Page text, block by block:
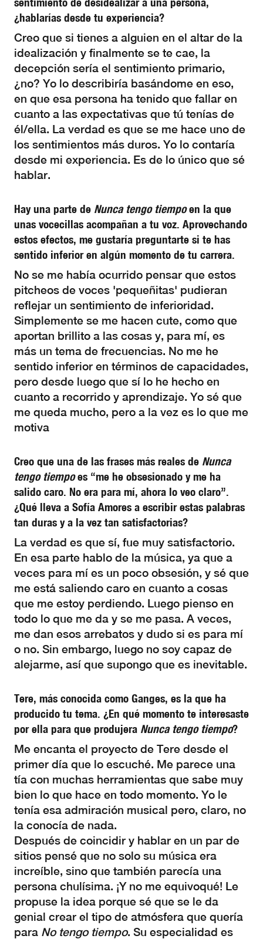
¿hablarías desde tu experiencia?
Creo que si tienes a alguien en el altar de la
idealización y finalmente se te cae, la
decepción sería el sentimiento primario,
¿no? Yo lo describiría basándome en eso,
en que esa persona ha tenido que fallar en
cuanto a las expectativas que tú tenías de
él/ella. La verdad es que se me hace uno de
los sentimientos más duros. Yo lo contaría
desde mi experiencia. Es de lo único que sé
hablar.
Hay una parte de Nunca tengo tiempoen la que
unas vocecillas acompañan a tu voz. Aprovechando
estos efectos, me gustaría preguntarte si te has
sentido inferior en algún momento de tu carrera.
No se me había ocurrido pensar que estos
pitcheos de voces 'pequeñitas' pudieran
reflejar un sentimiento de inferioridad.
Simplemente se me hacen cute, como que
aportan brillito a las cosas y, para mí, es
más un tema de frecuencias. No me he
sentido inferior en términos de capacidades,
pero desde luego que sí lo he hecho en
cuanto a recorrido y aprendizaje. Yo sé que
me queda mucho, pero a la vez es lo que me
motiva
Creo que una de las frases más reales de Nunca
tengo tiempoes “me he obsesionado y me ha
salido caro. No era para mí, ahora lo veo claro”.
¿Qué lleva a Sofía Amores a escribir estas palabras
tan duras y a la vez tan satisfactorias?
La verdad es que sí, fue muy satisfactorio.
En esa parte hablo de la música, ya que a
veces para mí es un poco obsesión, y sé que
me está saliendo caro en cuanto a cosas
que me estoy perdiendo. Luego pienso en
todo lo que me da y se me pasa. A veces,
me dan esos arrebatos y dudo si es para mí
o no. Sin embargo, luego no soy capaz de
alejarme, así que supongo que es inevitable.
Tere, más conocida como Ganges, es la que ha
producido tu tema. ¿En qué momento te interesaste
por ella para que produjera Nunca tengo tiempo?
Me encanta el proyecto de Tere desde el
primer día que lo escuché. Me parece una
tía con muchas herramientas que sabe muy
bien lo que hace en todo momento. Yo le
tenía esa admiración musical pero, claro, no
la conocía de nada.
Después de coincidir y hablar en un par de
sitios pensé que no solo su música era
increíble, sino que también parecía una
persona chulísima. ¡Y no me equivoqué! Le
propuse la idea porque sé que se le da
genial crear el tipo de atmósfera que quería
para No tengo tiempo. Su especialidad es